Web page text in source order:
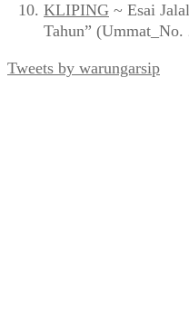
KLIPING ~ Esai
Tahun”
Tweets by warungarsip